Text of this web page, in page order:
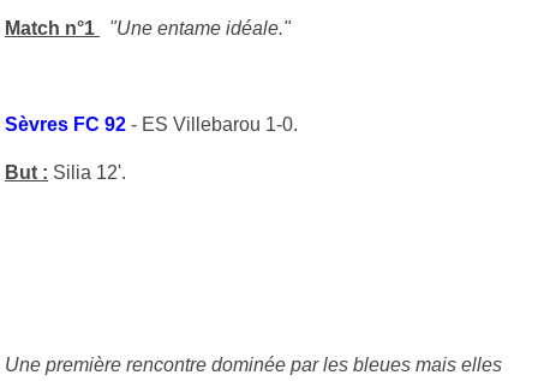
Match n°1 "Une entame idéale."
Sèvres FC 92 - ES Villebarou 1-0.
But : Silia 12'.
Une première rencontre dominée par les bleues mais elles